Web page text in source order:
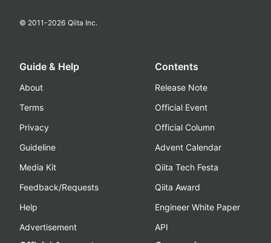
© 2011-2026 Qiita Inc.
Guide & Help
About
Terms
Privacy
Guideline
Media Kit
Feedback/Requests
Help
Advertisement
Contents
Release Note
Official Event
Official Column
Advent Calendar
Qiita Tech Festa
Qiita Award
Engineer White Paper
API